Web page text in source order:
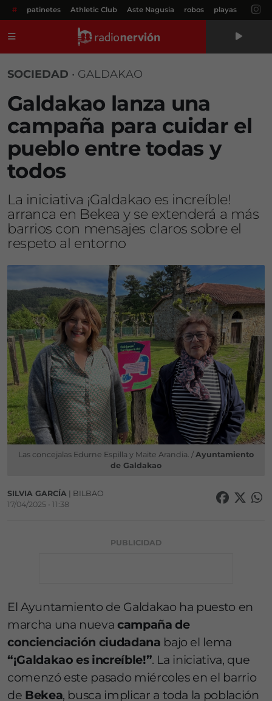
# patinetes Athletic Club Aste Nagusia robos playas
SOCIEDAD • GALDAKAO
Galdakao lanza una
campaña para cuidar el
pueblo entre todas y
todos
La iniciativa ¡Galdakao es increíble!
arranca en Bekea y se extenderá a más
barrios con mensajes claros sobre el
respeto al entorno
Las concejalas Edurne Espilla y Maite Arandia. / Ayuntamiento
de Galdakao
SILVIA GARCÍA | BILBAO
17/04/2025 • 11:38
PUBLICIDAD
El Ayuntamiento de Galdakao ha puesto en
marcha una nuevacampaña de
concienciación ciudadana bajo el lema
“¡Galdakao es increíble!”. La iniciativa, que
comenzó este pasado miércoles en el barrio
de Bekea, busca implicar a toda la población